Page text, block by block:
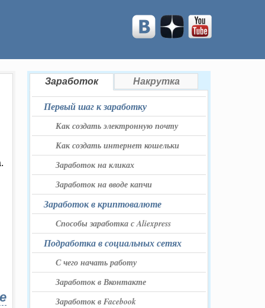
Заработок Накрутка
Первый шаг к заработку
Как создать электронную почту
Как создать интернет кошельки
Заработок на кликах
Заработок на вводе капчи
Заработок в криптовалюте
Способы заработка с Aliexpress
Подработка в социальных сетях
С чего начать работу
Заработок в Вконтакте
Заработок в Facebook